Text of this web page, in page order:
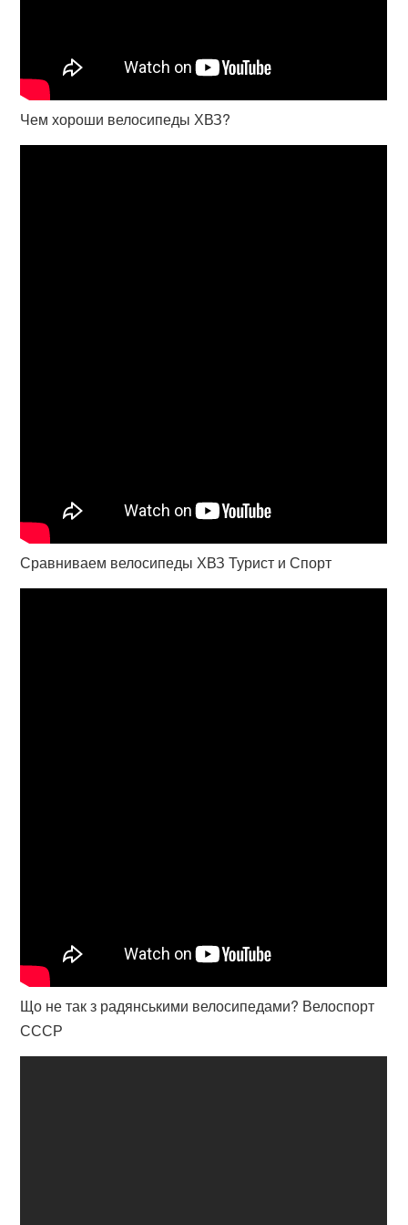
Чем хороши велосипеды ХВЗ?
Сравниваем велосипеды ХВЗ Турист и Спорт
Що не так з радянськими велосипедами? Велоспорт
СССР